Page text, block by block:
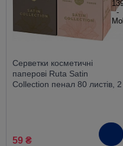
Серветки косметичні
паперові Ruta Satin
Collection пенал 80 листів, 2
59 ₴